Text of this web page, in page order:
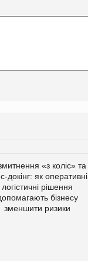
«з коліс» та
докінг: як оперативні
логістичні рішення
бізнесу
зменшити ризики